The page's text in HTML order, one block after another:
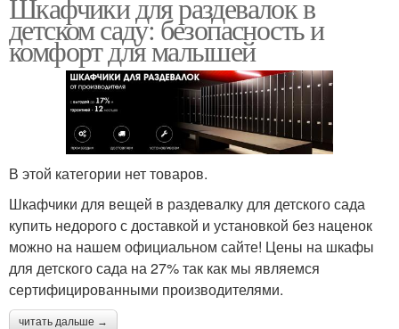
Шкафчики для раздевалок в
детском саду: безопасность и
комфорт для малышей
В этой категории нет товаров.
Шкафчики для вещей в раздевалку для детского сада
купить недорого с доставкой и установкой без наценок
можно на нашем официальном сайте! Цены на шкафы
для детского сада на 27% так как мы являемся
сертифицированными производителями.
читать дальше →